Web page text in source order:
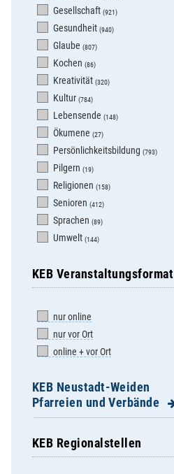
Gesellschaft (921)
Gesundheit (940)
Glaube (807)
Kochen (86)
Kreativität (320)
Kultur (784)
Lebensende (148)
Ökumene (27)
Persönlichkeitsbildung (793)
Pilgern (19)
Religionen (158)
Senioren (412)
Sprachen (89)
Umwelt (144)
KEB Veranstaltungsformat
nur online
nur vor Ort
online + vor Ort
KEB Neustadt-Weiden
Pfarreien und Verbände
KEB Regionalstellen